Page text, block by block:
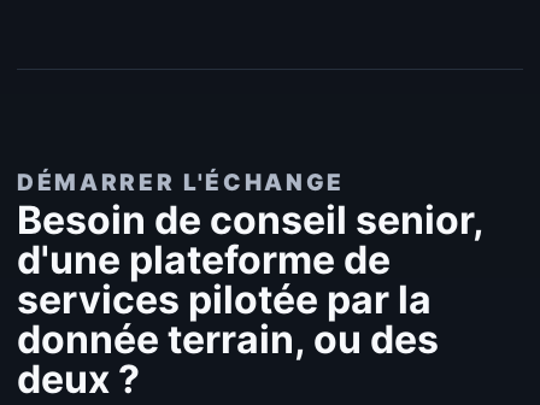
DÉMARRER L'ÉCHANGE
Besoin de conseil senior,
d'une plateforme de
services pilotée par la
donnée terrain, ou des
deux ?